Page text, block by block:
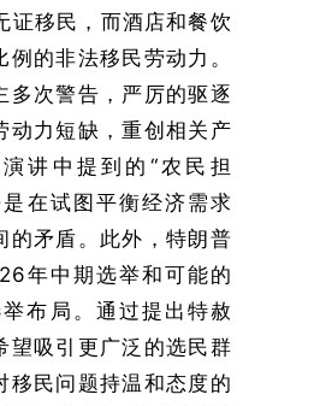
证移民，而酒店和餐饮
的非法移民劳动力。
多次警告，严厉的驱逐
动力短缺，重创相关产
讲中提到的“农民担
在试图平衡经济需求
的矛盾。此外，特朗普
年中期选举和可能的
布局。通过提出特赦
望吸引更广泛的选民群
移民问题持温和态度的